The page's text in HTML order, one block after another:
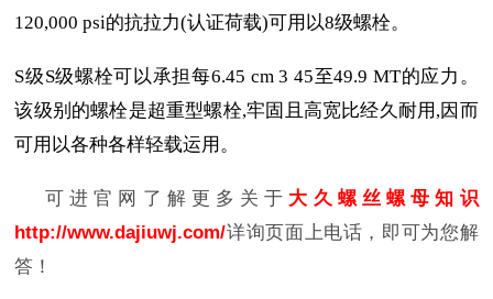
120,000 psi的抗拉力(认证荷载)可用以8级螺栓。
S级S级螺栓可以承担每6.45 cm 3 45至49.9 MT的应力。
该级别的螺栓是超重型螺栓,牢固且高宽比经久耐用,因而
可用以各种各样轻载运用。
可进官网了解更多关于 大久螺丝螺母知识
http://www.dajiuwj.com/详询页面上电话，即可为您解
答！